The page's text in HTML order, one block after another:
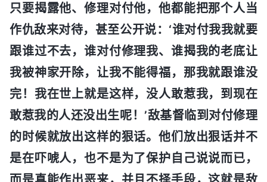
只要揭露他、修理对付他，他都能把那个人当
作仇敌来对待，甚至公开说：‘谁对付我我就要
跟谁过不去，谁对付修理我、谁揭我的老底让
我被神家开除，让我不能得福，那我就跟谁没
完！我在世上就是这样，没人敢惹我，到现在
敢惹我的人还没出生呢！’敌基督临到对付修理
的时候就放出这样的狠话。他们放出狠话并不
是在吓唬人，也不是为了保护自己说说而已，